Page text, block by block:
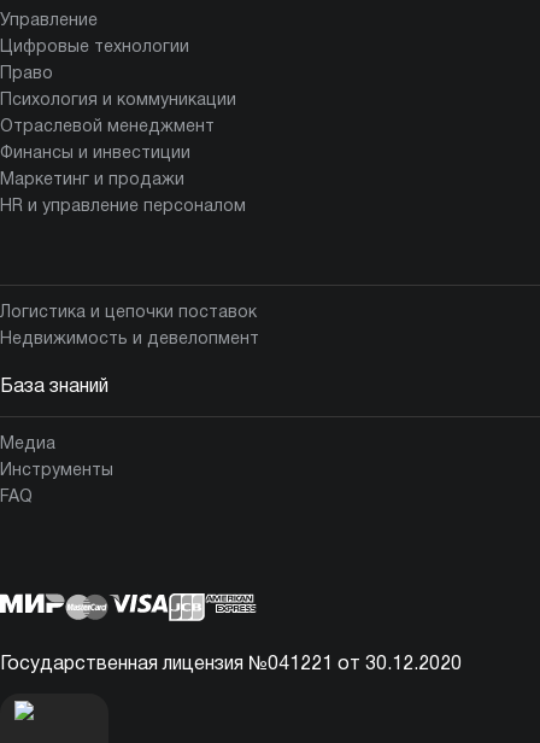
Управление
Цифровые технологии
Право
Психология и коммуникации
Отраслевой менеджмент
Финансы и инвестиции
Маркетинг и продажи
HR и управление персоналом
Логистика и цепочки поставок
Недвижимость и девелопмент
База знаний
Медиа
Инструменты
FAQ
Государственная лицензия №041221 от 30.12.2020